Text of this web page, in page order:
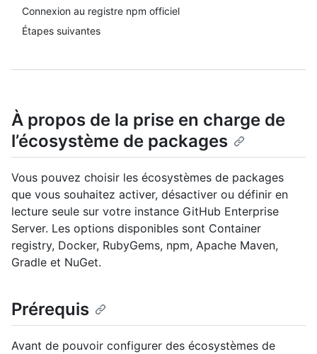
Connexion au registre npm officiel
Étapes suivantes
À propos de la prise en charge de
l’écosystème de packages
Vous pouvez choisir les écosystèmes de packages
que vous souhaitez activer, désactiver ou définir en
lecture seule sur votre instance GitHub Enterprise
Server. Les options disponibles sont Container
registry, Docker, RubyGems, npm, Apache Maven,
Gradle et NuGet.
Prérequis
Avant de pouvoir configurer des écosystèmes de